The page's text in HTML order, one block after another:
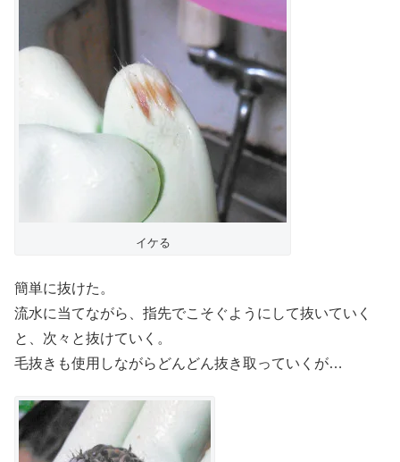
イケる
簡単に抜けた。
流水に当てながら、指先でこそぐようにして抜いていく
と、次々と抜けていく。
毛抜きも使用しながらどんどん抜き取っていくが…